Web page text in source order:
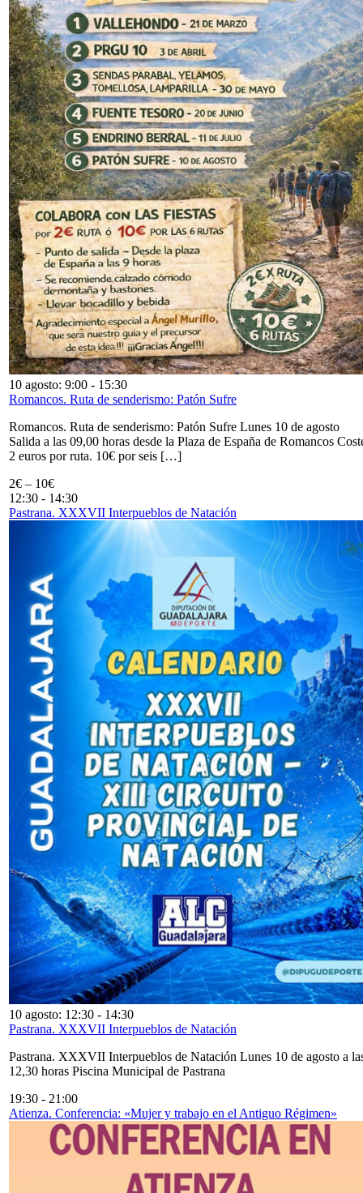
10 agosto: 9:00 - 15:30
Romancos. Ruta de senderismo: Patón Sufre
Romancos. Ruta de senderismo: Patón Sufre Lunes 10 de agosto
Salida a las 09,00 horas desde la Plaza de España de Romancos
2 euros por ruta. 10€ por seis […]
2€ – 10€
12:30 - 14:30
Pastrana. XXXVII Interpueblos de Natación
10 agosto: 12:30 - 14:30
Pastrana. XXXVII Interpueblos de Natación
Pastrana. XXXVII Interpueblos de Natación Lunes 10 de agosto a
12,30 horas Piscina Municipal de Pastrana
19:30 - 21:00
Atienza. Conferencia: «Mujer y trabajo en el Antiguo Régimen»